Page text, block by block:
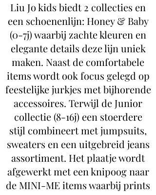
Liu Jo kids biedt 2 collecties en
een schoenenlijn: Honey & Baby
(0-7j) waarbij zachte kleuren en
elegante details deze lijn uniek
maken. Naast de comfortabele
items wordt ook focus gelegd op
feestelijke jurkjes met bijhorende
accessoires. Terwijl de Junior
collectie (8-16j) een stoerdere
stijl combineert met jumpsuits,
sweaters en een uitgebreid jeans
assortiment. Het plaatje wordt
afgewerkt met een knipoog naar
de MINI-ME items waarbij prints